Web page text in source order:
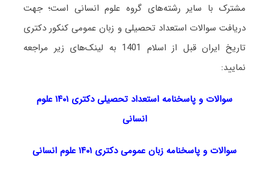
مشترک با سایر رشته‌های گروه علوم انسانی است؛ جهت
دریافت سوالات استعداد تحصیلی و زبان عمومی کنکور دکتری
تاریخ ایران قبل از اسلام 1401 به لینک‌های زیر مراجعه
نمایید:
سوالات و پاسخنامه استعداد تحصیلی دکتری
۱۴۰۱ علوم
انسانی
سوالات و پاسخنامه زبان عمومی دکتری ۱۴۰۱ علوم انسانی